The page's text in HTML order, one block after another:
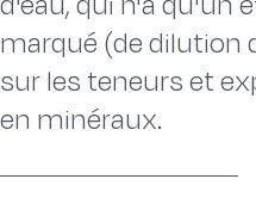
marqué (de dilution
sur les teneurs et
en minéraux.